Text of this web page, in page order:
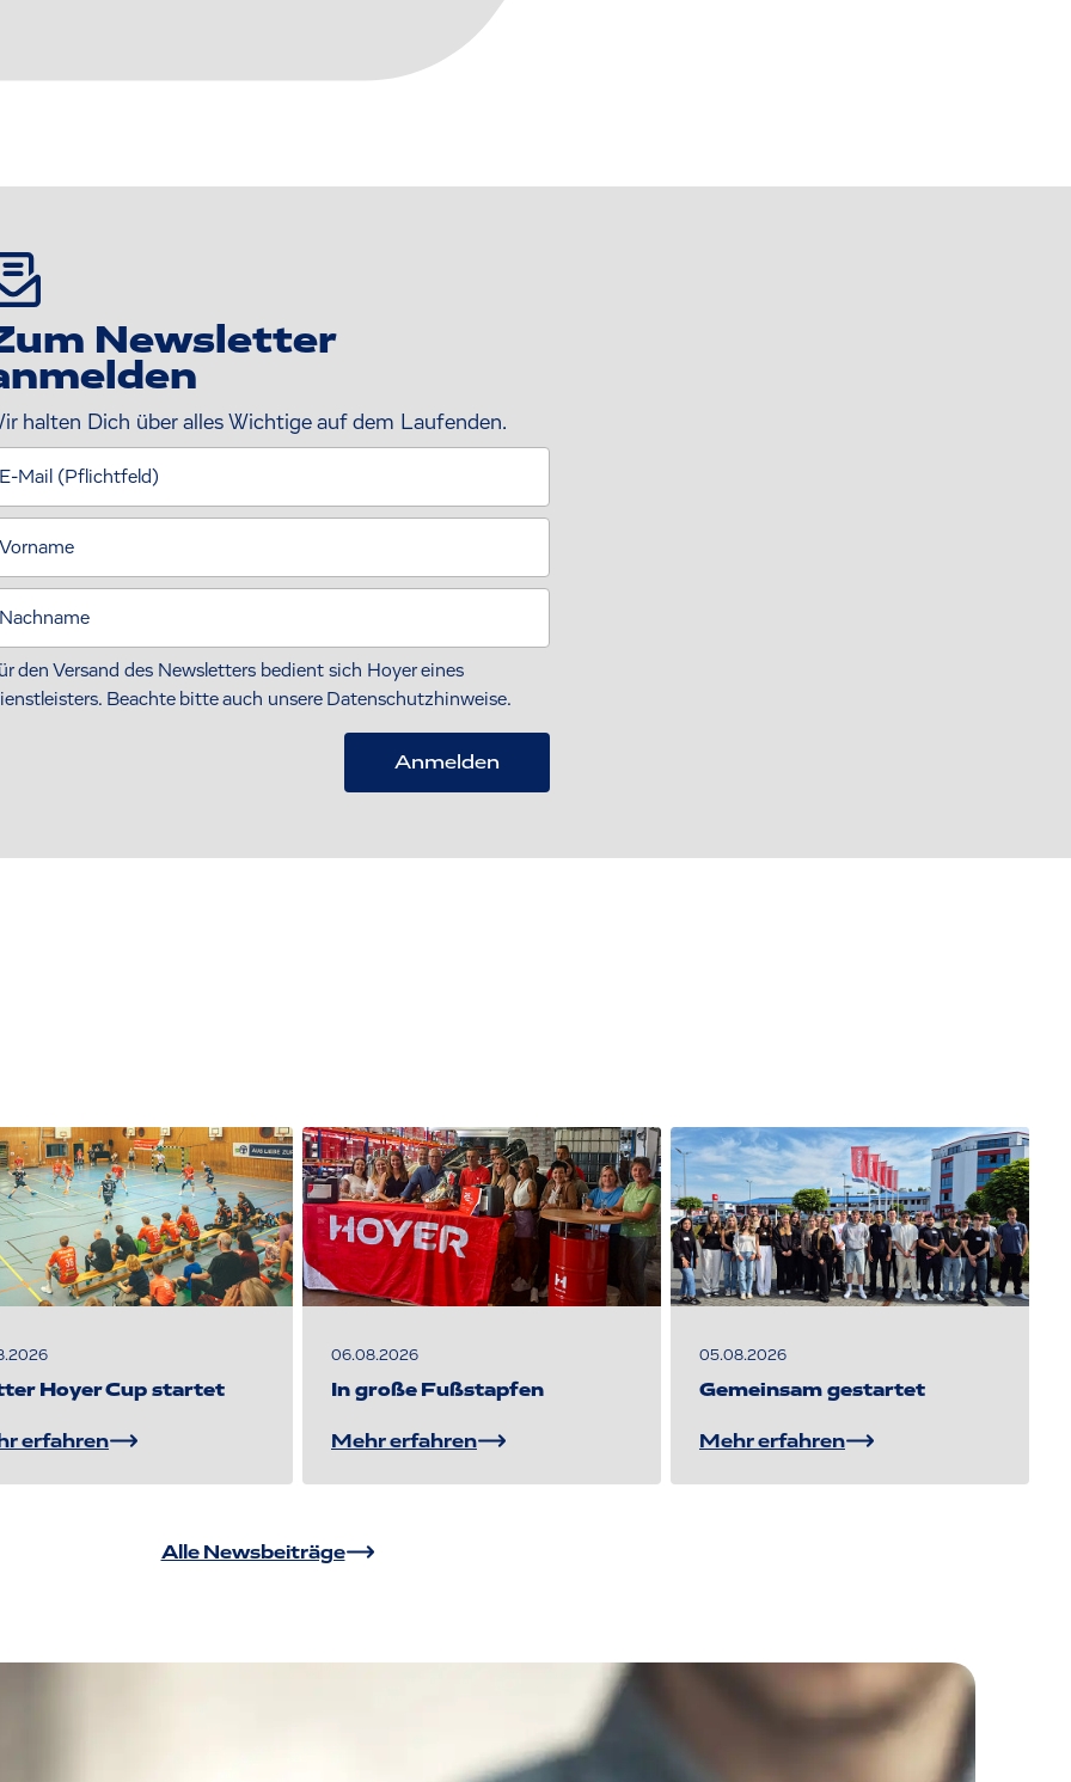
Newsletter
halten Dich über alles Wichtige auf dem Laufenden.
E-Mail (Pflichtfeld)
Vorname
Nachname
den Versand des Newsletters bedient sich Hoyer eines
Beachte bitte auch unsere Datenschutzhinweise.
Anmelden
Hoyer Cup startet
erfahren
06.08.2026
In große Fußstapfen
Mehr erfahren
05.08.2026
Gemeinsam gestartet
Mehr erfahren
Alle Newsbeiträge